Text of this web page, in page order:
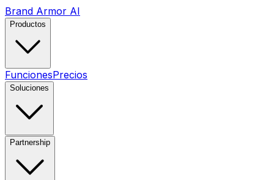
Brand Armor AI
Productos
FuncionesPrecios
Soluciones
Partnership